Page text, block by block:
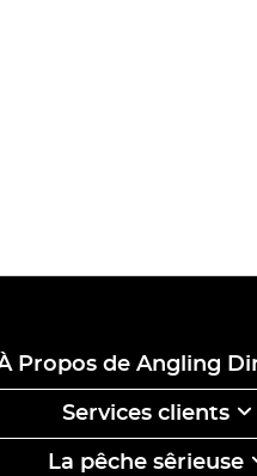
Propos de Angling
Services clients
La pêche sêrieuse